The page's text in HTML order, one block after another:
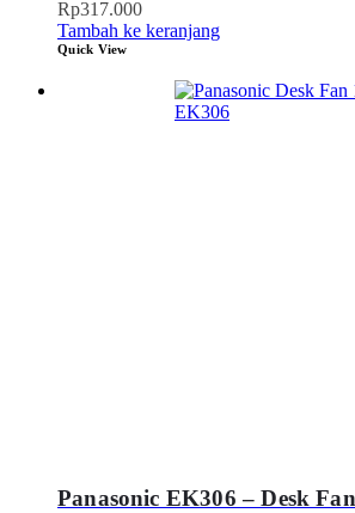
Rp317.000
Tambah ke keranjang
Quick View
Panasonic EK306 – Desk